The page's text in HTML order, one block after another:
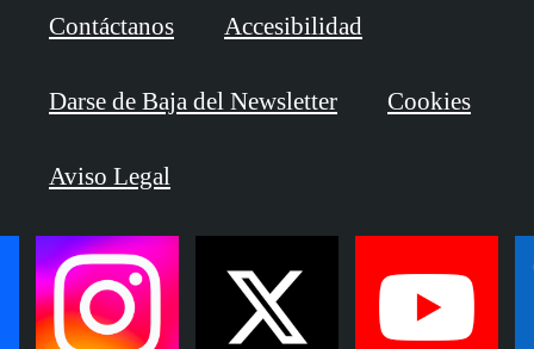
Contáctanos Accesibilidad
Darse de Baja del Newsletter Cookies
Aviso Legal